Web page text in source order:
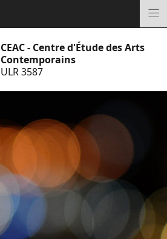
CEAC - Centre d'Étude des Arts
Contemporains
ULR 3587